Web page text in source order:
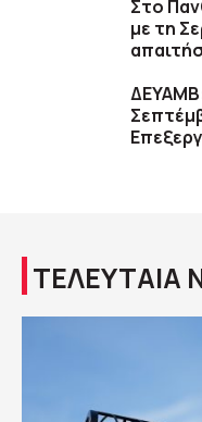
Στο
με τη
ΤΕΛΕΥΤΑΙΑ